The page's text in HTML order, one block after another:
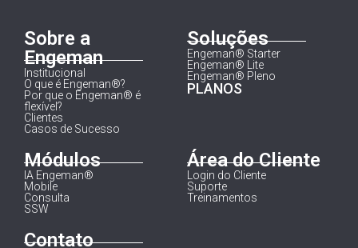
Sobre a
Engeman
Institucional
O que é Engeman®?
Por que o Engeman® é
flexível?
Clientes
Casos de Sucesso
Soluções
Engeman® Starter
Engeman® Lite
Engeman® Pleno
PLANOS
Módulos
IA Engeman®
Mobile
Consulta
SSW
Área do Cliente
Login do Cliente
Suporte
Treinamentos
Contato